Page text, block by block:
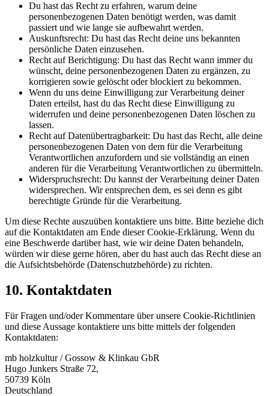
Du hast das Recht zu erfahren, warum deine
personenbezogenen Daten benötigt werden, was damit
passiert und wie lange sie aufbewahrt werden.
Auskunftsrecht: Du hast das Recht deine uns bekannten
persönliche Daten einzusehen.
Recht auf Berichtigung: Du hast das Recht wann immer du
wünscht, deine personenbezogenen Daten zu ergänzen, zu
korrigieren sowie gelöscht oder blockiert zu bekommen.
Wenn du uns deine Einwilligung zur Verarbeitung deiner
Daten erteilst, hast du das Recht diese Einwilligung zu
widerrufen und deine personenbezogenen Daten löschen zu
lassen.
Recht auf Datenübertragbarkeit: Du hast das Recht, alle deine
personenbezogenen Daten von dem für die Verarbeitung
Verantwortlichen anzufordern und sie vollständig an einen
anderen für die Verarbeitung Verantwortlichen zu übermitteln.
Widerspruchsrecht: Du kannst der Verarbeitung deiner Daten
widersprechen. Wir entsprechen dem, es sei denn es gibt
berechtigte Gründe für die Verarbeitung.
Um diese Rechte auszuüben kontaktiere uns bitte. Bitte beziehe dich
auf die Kontaktdaten am Ende dieser Cookie-Erklärung. Wenn du
eine Beschwerde darüber hast, wie wir deine Daten behandeln,
würden wir diese gerne hören, aber du hast auch das Recht diese an
die Aufsichtsbehörde (Datenschutzbehörde) zu richten.
10. Kontaktdaten
Für Fragen und/oder Kommentare über unsere Cookie-Richtlinien
und diese Aussage kontaktiere uns bitte mittels der folgenden
Kontaktdaten:
mb holzkultur / Gossow & Klinkau GbR
Hugo Junkers Straße 72,
50739 Köln
Deutschland